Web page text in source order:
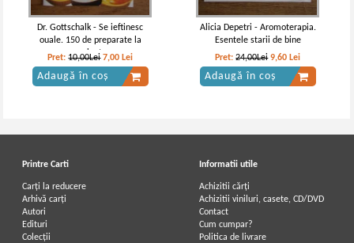
Dr. Gottschalk - Se ieftinesc
ouale. 150 de preparate la
minut
Pret:10,00Lei 7,00 Lei
Adaugă în coș
Alicia Depetri - Aromoterapia.
Esentele starii de bine
Pret:24,00Lei 9,60 Lei
Adaugă în coș
Printre Carti
Carți la reducere
Arhivă carți
Autori
Edituri
Colecții
Informatii utile
Achizitii cărți
Achizitii viniluri, casete, CD/DVD
Contact
Cum cumpar?
Politica de livrare